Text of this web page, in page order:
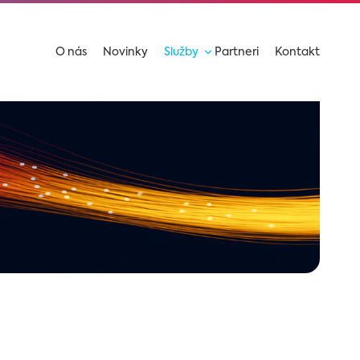
O nás Novinky Služby Partneri Kontakt